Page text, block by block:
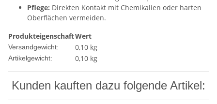
Pflege: Direkten Kontakt mit Chemikalien oder harten
Oberflächen vermeiden.
ProdukteigenschaftWert
Versandgewicht: 0,10 kg
Artikelgewicht: 0,10 kg
Kunden kauften dazu folgende Artikel: